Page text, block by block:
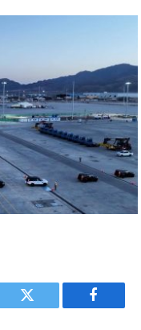
فيسبوك تويتر